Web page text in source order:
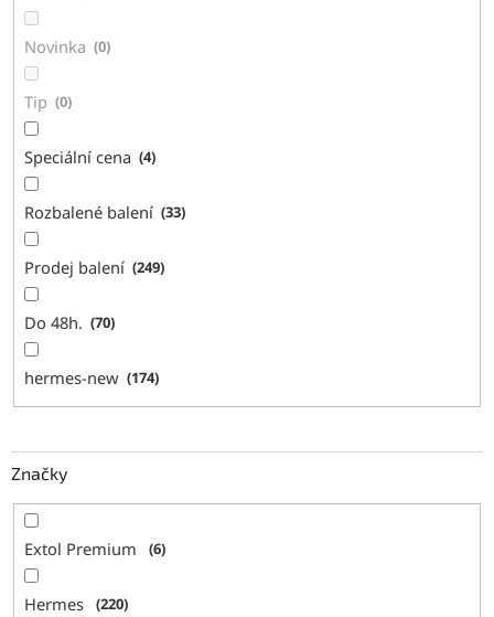
Novinka 0
Tip 0
Speciální cena 4
Rozbalené balení 33
Prodej balení 249
Do 48h. 70
hermes-new 174
Značky
Extol Premium 6
Hermes 220